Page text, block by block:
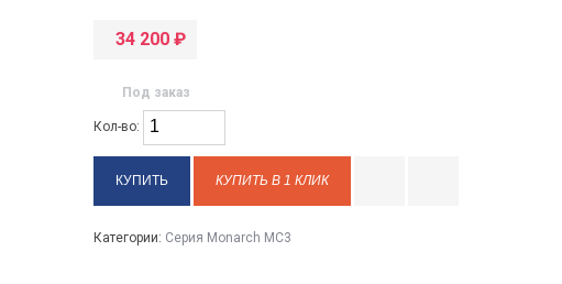
34 200 ₽
Под заказ
Кол-во:
КУПИТЬ В 1 КЛИК
Категории: Серия Monarch MC3